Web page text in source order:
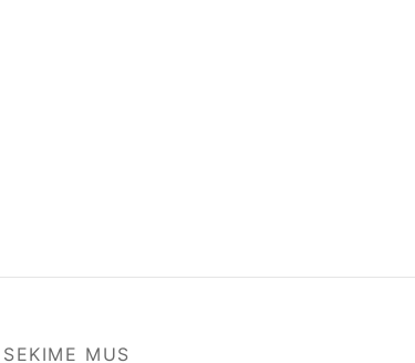
SEKIME MUS